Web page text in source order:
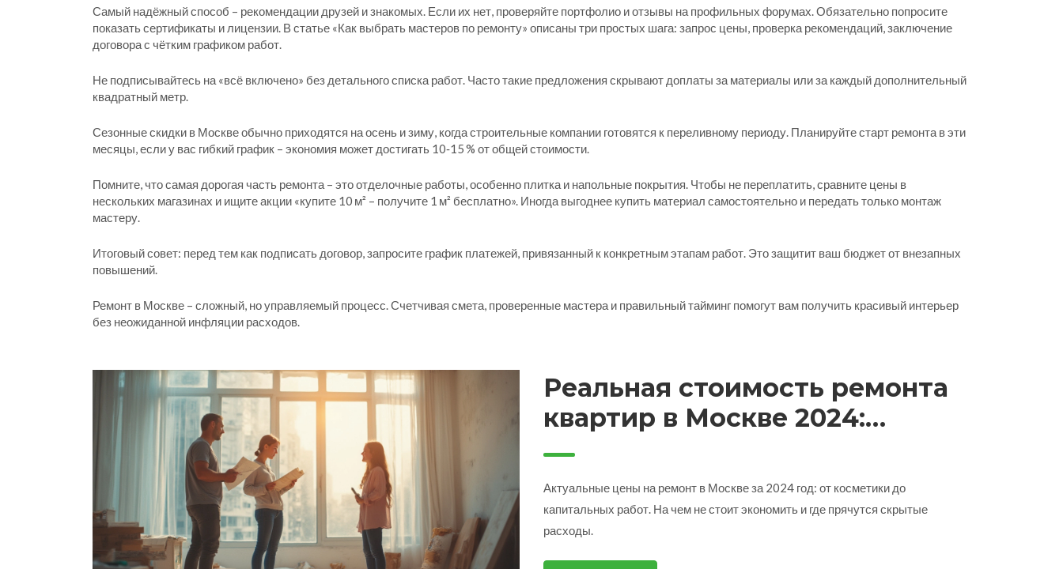
Самый надёжный способ – рекомендации друзей и знакомых. Если их нет, проверяйте портфолио и отзывы на профильных форумах. Обязательно попросите
показать сертификаты и лицензии. В статье «Как выбрать мастеров по ремонту» описаны три простых шага: запрос цены, проверка рекомендаций, заключение
договора с чётким графиком работ.
Не подписывайтесь на «всё включено» без детального списка работ. Часто такие предложения скрывают доплаты за материалы или за каждый дополнительный
квадратный метр.
Сезонные скидки в Москве обычно приходятся на осень и зиму, когда строительные компании готовятся к переливному периоду. Планируйте старт ремонта в эти
месяцы, если у вас гибкий график – экономия может достигать 10‑15 % от общей стоимости.
Помните, что самая дорогая часть ремонта – это отделочные работы, особенно плитка и напольные покрытия. Чтобы не переплатить, сравните цены в
нескольких магазинах и ищите акции «купите 10 м² – получите 1 м² бесплатно». Иногда выгоднее купить материал самостоятельно и передать только монтаж
мастеру.
Итоговый совет: перед тем как подписать договор, запросите график платежей, привязанный к конкретным этапам работ. Это защитит ваш бюджет от внезапных
повышений.
Ремонт в Москве – сложный, но управляемый процесс. Счетчивая смета, проверенные мастера и правильный тайминг помогут вам получить красивый интерьер
без неожиданной инфляции расходов.
Реальная стоимость ремонта
квартир в Москве 2024:
сколько просить, на чем
экономить
Актуальные цены на ремонт в Москве за 2024 год: от косметики до
капитальных работ. На чем не стоит экономить и где прячутся скрытые
расходы.